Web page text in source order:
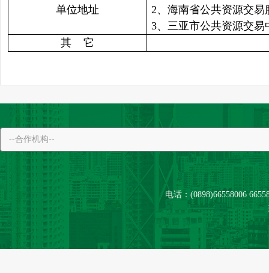
单位地址
2、海南省公共资源交
3、三亚市公共资源交易
其 它
电话：(0898)66558006